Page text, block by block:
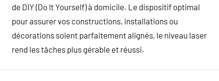
de DIY (Do It Yourself) à domicile. Le dispositif optimal
pour assurer vos constructions, installations ou
décorations soient parfaitement alignés, le niveau laser
rend les tâches plus gérable et réussi.